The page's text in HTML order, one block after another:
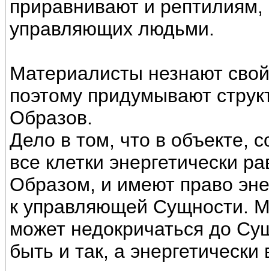
приравнивают и
управляющих людьми.
Материалисты незнают
поэтому придумывают
Образов.
Дело в том, что в объекте,
все клетки энергетически
Образом, и имеют право
к управляющей Сущности.
может недокричаться до
быть и так, а